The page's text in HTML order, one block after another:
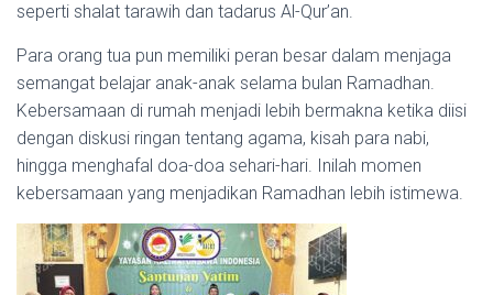
seperti shalat tarawih dan tadarus Al-Qur’an.
Para orang tua pun memiliki peran besar dalam menjaga
semangat belajar anak-anak selama bulan Ramadhan.
Kebersamaan di rumah menjadi lebih bermakna ketika diisi
dengan diskusi ringan tentang agama, kisah para nabi,
hingga menghafal doa-doa sehari-hari. Inilah momen
kebersamaan yang menjadikan Ramadhan lebih istimewa.